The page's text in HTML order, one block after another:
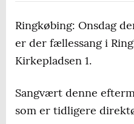
Ringkøbing: Onsdag
er der fællessang i
Kirkepladsen 1.
Sangvært denne
som er tidligere